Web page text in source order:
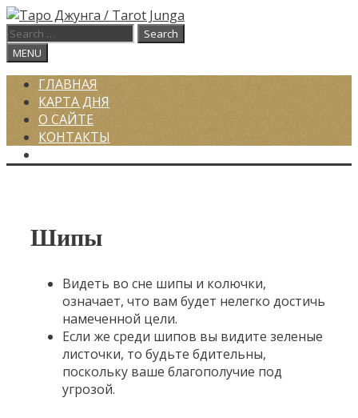
Skip
to
content
Search
for:
Search
MENU
ГЛАВНАЯ
КАРТА ДНЯ
О САЙТЕ
КОНТАКТЫ
Шипы
Видеть во сне шипы и колючки,
означает, что вам будет нелегко достичь
намеченной цели.
Если же среди шипов вы видите зеленые
листочки, то будьте бдительны,
поскольку ваше благополучие под
угрозой.